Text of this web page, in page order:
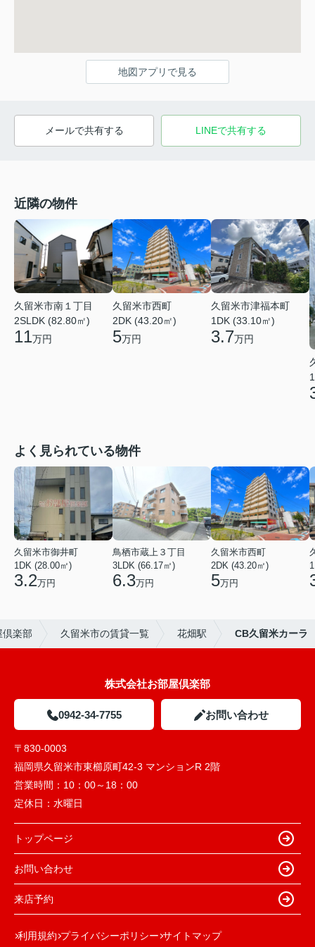
地図アプリで見る
メールで共有する LINEで共有する
近隣の物件
久留米市南１丁目
2SLDK (82.80㎡)
11万円
久留米市西町
2DK (43.20㎡)
5万円
久留米市津福本町
1DK (33.10㎡)
3.7万円
よく見られている物件
久留米市御井町
1DK (28.00㎡)
3.2万円
鳥栖市蔵上３丁目
3LDK (66.17㎡)
6.3万円
久留米市西町
2DK (43.20㎡)
5万円
楽部 久留米市の賃貸一覧 花畑駅 CB久留米カーラ
株式会社お部屋倶楽部
0942-34-7755 お問い合わせ
〒830-0003
福岡県久留米市東櫛原町42-3 マンションR 2階
営業時間： 10：00～18：00
定休日： 水曜日
トップページ
お問い合わせ
来店予約
利用規約 プライバシーポリシー サイトマップ